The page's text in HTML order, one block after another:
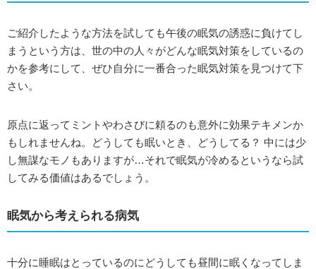
ご紹介したような方法を試しても午後の眠気の誘惑に負けてし
まうという方は、世の中の人々がどんな眠気対策をしているの
かを参考にして、ぜひ自分に一番合った眠気対策を見つけて下
さい。
原点に返ってミントやわさびに頼るのも意外に効果テキメンか
もしれませんね。どうしても眠いとき、どうしてる？ 中には少
し無謀なモノもありますが…それで眠気が冷めるというなら試
してみる価値はあるでしょう。
眠気から考えられる病気
十分に睡眠はとっているのにどうしても昼間に眠くなってしま